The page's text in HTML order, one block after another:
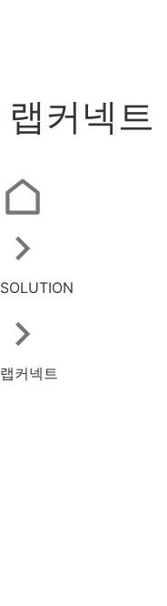
랩커넥트
SOLUTION
랩커넥트